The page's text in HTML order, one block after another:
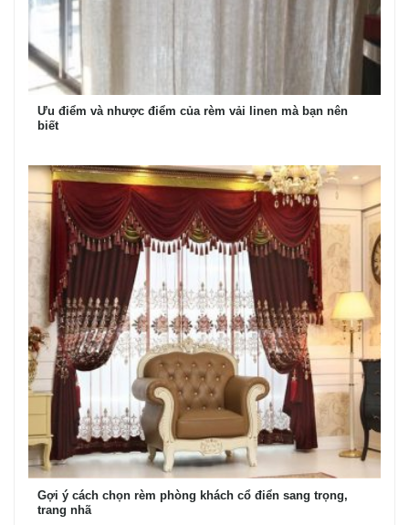
Ưu điểm và nhược điểm của rèm vải linen mà bạn nên
biết
Gợi ý cách chọn rèm phòng khách cổ điển sang trọng,
trang nhã